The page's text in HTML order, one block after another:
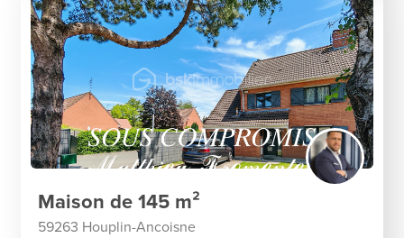
Maison de 145 m²
59263 Houplin-Ancoisne